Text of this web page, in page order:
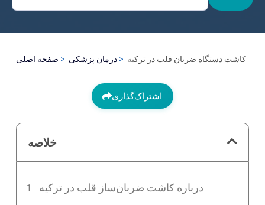
صفحه اصلی درمان پزشکی کاشت دستگاه ضربان قلب در ترکیه
اشتراک‌گذاری
خلاصه
درباره کاشت ضربان‌ساز قلب در ترکیه